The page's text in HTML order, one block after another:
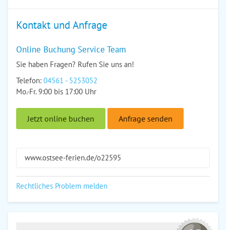
Kontakt und Anfrage
Online Buchung Service Team
Sie haben Fragen? Rufen Sie uns an!
Telefon: 04561 - 5253052
Mo.-Fr. 9:00 bis 17:00 Uhr
Jetzt online buchen Anfrage senden
www.ostsee-ferien.de/o22595
Rechtliches Problem melden